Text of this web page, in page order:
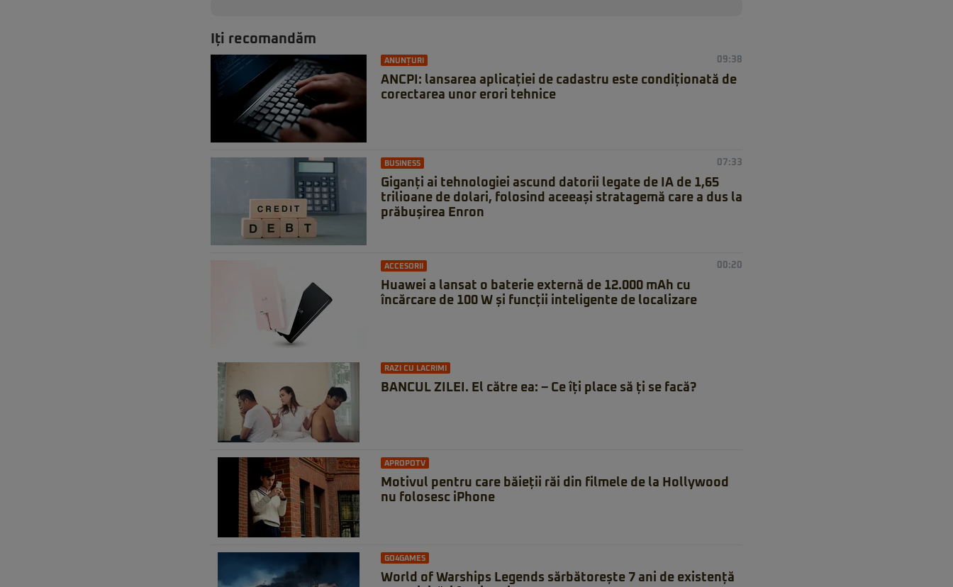
Iți recomandăm
ANUNȚURI 09:38
ANCPI: lansarea aplicației de cadastru este condiționată de
corectarea unor erori tehnice
BUSINESS 07:33
Giganți ai tehnologiei ascund datorii legate de IA de 1,65
trilioane de dolari, folosind aceeași stratagemă care a dus la
prăbușirea Enron
ACCESORII 00:20
Huawei a lansat o baterie externă de 12.000 mAh cu
încărcare de 100 W și funcții inteligente de localizare
RAZI CU LACRIMI
BANCUL ZILEI. El către ea: – Ce îți place să ți se facă?
APROPOTV
Motivul pentru care băieții răi din filmele de la Hollywood
nu folosesc iPhone
GO4GAMES
World of Warships Legends sărbătorește 7 ani de existență